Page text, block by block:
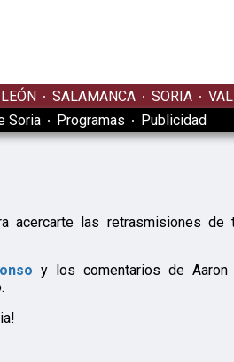
LEÓN SALAMANCA SORIA
Soria Programas Publicidad
acercarte las retrasmisiones
y los comentarios de Aaron